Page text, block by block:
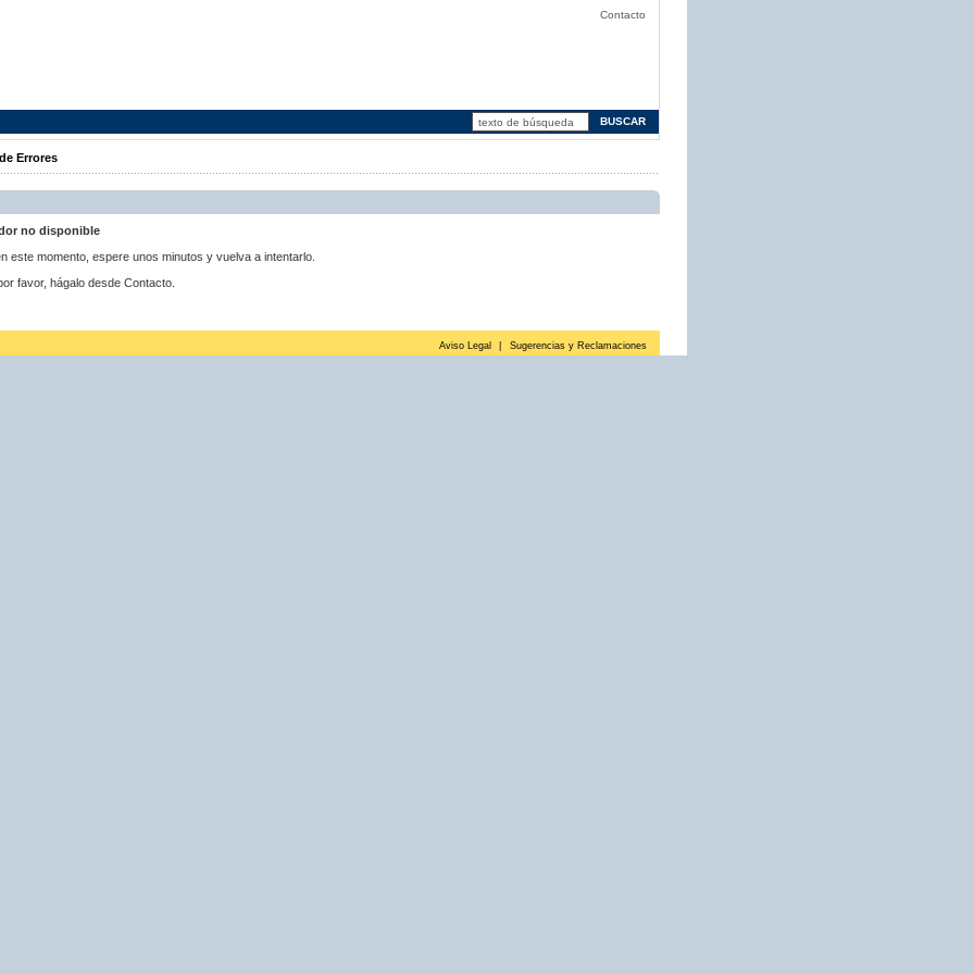
Contacto
Errores
no disponible
este momento, espere unos minutos y vuelva a intentarlo.
favor, hágalo desde Contacto.
Aviso Legal Sugerencias y Reclamaciones